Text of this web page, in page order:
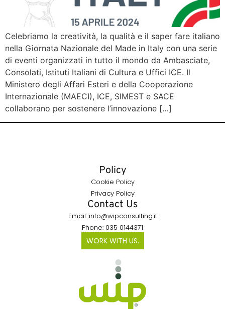
Celebriamo la creatività, la qualità e il saper fare italiano
nella Giornata Nazionale del Made in Italy con una serie
di eventi organizzati in tutto il mondo da Ambasciate,
Consolati, Istituti Italiani di Cultura e Uffici ICE. Il
Ministero degli Affari Esteri e della Cooperazione
Internazionale (MAECI), ICE, SIMEST e SACE
collaborano per sostenere l’innovazione […]
Policy
Cookie Policy
Privacy Policy
Contact Us
Email: info@wipconsulting.it
Phone: 035 0144371
WORK WITH US.